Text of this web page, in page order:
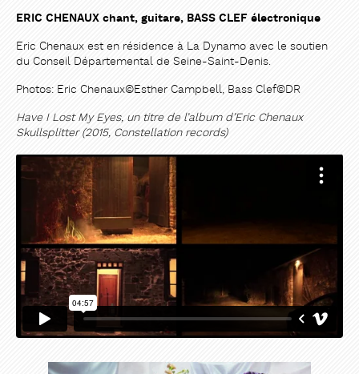
ERIC CHENAUX chant, guitare, BASS CLEF électronique
Eric Chenaux est en résidence à La Dynamo avec le soutien
du Conseil Départemental de Seine-Saint-Denis.
Photos: Eric Chenaux©Esther Campbell, Bass Clef©DR
Have I Lost My Eyes, un titre de l’album d’Eric Chenaux
Skullsplitter (2015, Constellation records)